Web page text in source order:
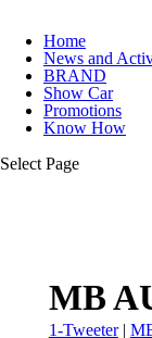
Home
News and
BRAND
Show Car
Promotions
Know How
Select Page
MB
1-Tweeter|